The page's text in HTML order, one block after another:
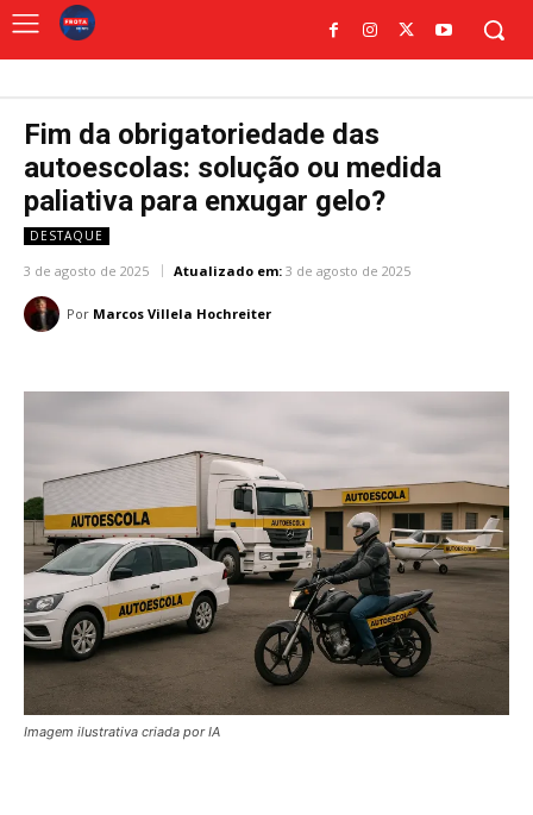
Fim da obrigatoriedade das
autoescolas: solução ou medida
paliativa para enxugar gelo?
DESTAQUE
3 de agosto de 2025 Atualizado em: 3 de agosto de 2025
Por Marcos Villela Hochreiter
Imagem ilustrativa criada por IA